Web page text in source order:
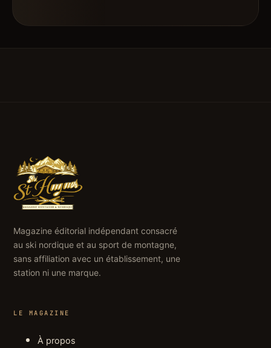
Magazine éditorial indépendant consacré
au ski nordique et au sport de montagne,
sans affiliation avec un établissement, une
station ni une marque.
LE MAGAZINE
À propos